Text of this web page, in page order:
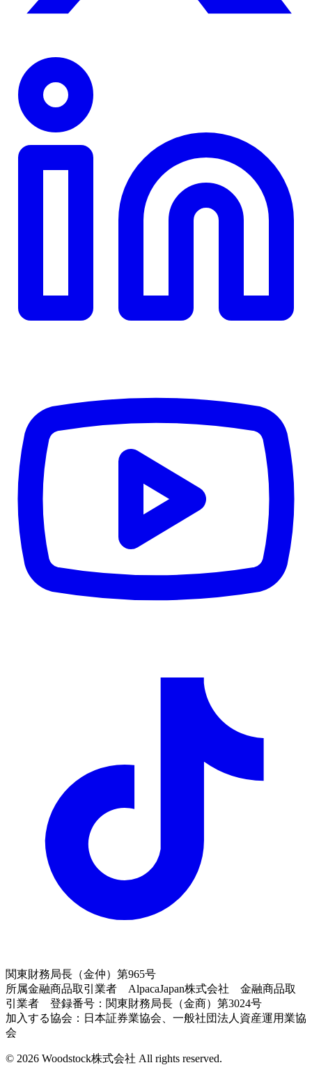
関東財務局長（金仲）第965号
所属金融商品取引業者 AlpacaJapan株式会社 金融商品取
引業者 登録番号：関東財務局長（金商）第3024号
加入する協会：日本証券業協会、一般社団法人資産運用業協
会
© 2026 Woodstock株式会社 All rights reserved.